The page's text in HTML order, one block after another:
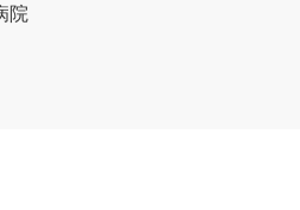
院